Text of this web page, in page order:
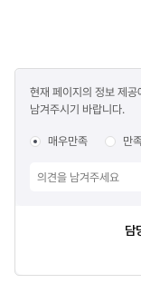
만족도
조사
현재 페이지의 정보 제공
남겨주시기 바랍니다.
매우만족 만
담